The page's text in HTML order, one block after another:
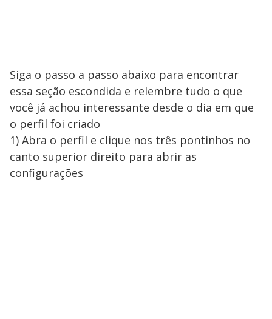
Siga o passo a passo abaixo para encontrar
essa seção escondida e relembre tudo o que
você já achou interessante desde o dia em que
o perfil foi criado
1) Abra o perfil e clique nos três pontinhos no
canto superior direito para abrir as
configurações